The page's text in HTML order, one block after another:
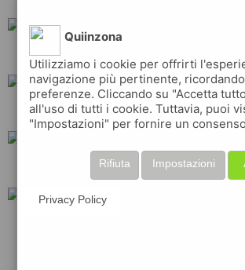
erg
ip eni
repsol
Quiinzona
Utilizziamo i cookie per offrirti
navigazione più pertinente,
preferenze. Cliccando su "Accetta
all'uso di tutti i cookie. Tuttavia, puoi
"Impostazioni" per fornire un
Impostazioni
Rifiuta
Privacy Policy